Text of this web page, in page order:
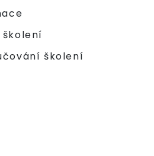
školení
školení